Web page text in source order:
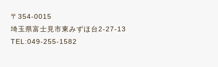
〒354-0015
埼玉県富士見市東みずほ台2-27-13
TEL:049-255-1582